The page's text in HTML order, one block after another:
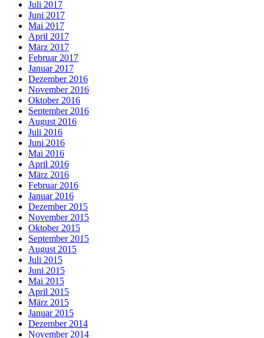
Juli 2017
Juni 2017
Mai 2017
April 2017
März 2017
Februar 2017
Januar 2017
Dezember 2016
November 2016
Oktober 2016
September 2016
August 2016
Juli 2016
Juni 2016
Mai 2016
April 2016
März 2016
Februar 2016
Januar 2016
Dezember 2015
November 2015
Oktober 2015
September 2015
August 2015
Juli 2015
Juni 2015
Mai 2015
April 2015
März 2015
Januar 2015
Dezember 2014
November 2014